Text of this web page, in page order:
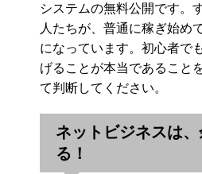
システムの無料公開です。
人たちが、普通に稼ぎ始め
になっています。初心者で
げることが本当であること
て判断してください。
ネットビジネスは
る！